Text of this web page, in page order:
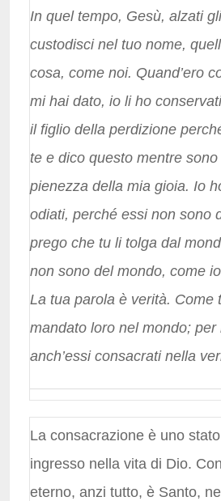
In quel tempo, Gesù, alzati
custodisci nel tuo nome,
cosa, come noi. Quand’ero
mi hai dato, io li ho
il figlio della perdizione
te e dico questo mentre
pienezza della mia gioia. Io
odiati, perché essi non sono
prego che tu li tolga dal
non sono del mondo, come
La tua parola è verità. Come
mandato loro nel mondo;
anch’essi consacrati nella
La consacrazione è uno
ingresso nella vita di Dio.
eterno, anzi tutto, è Santo,